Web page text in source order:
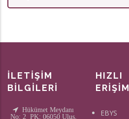
İLETİŞİM
BİLGİLERİ
Hükümet Meydanı
No: 2 PK: 06050 Ulus,
HIZLI
ERİŞİM
EBYS